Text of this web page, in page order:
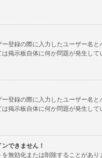
登録の際に入力したユーザー名
掲示板自体に何か問題が発生し
登録の際に入力したユーザー名
掲示板自体に何か問題が発生し
できません！
無効化または削除することがあ